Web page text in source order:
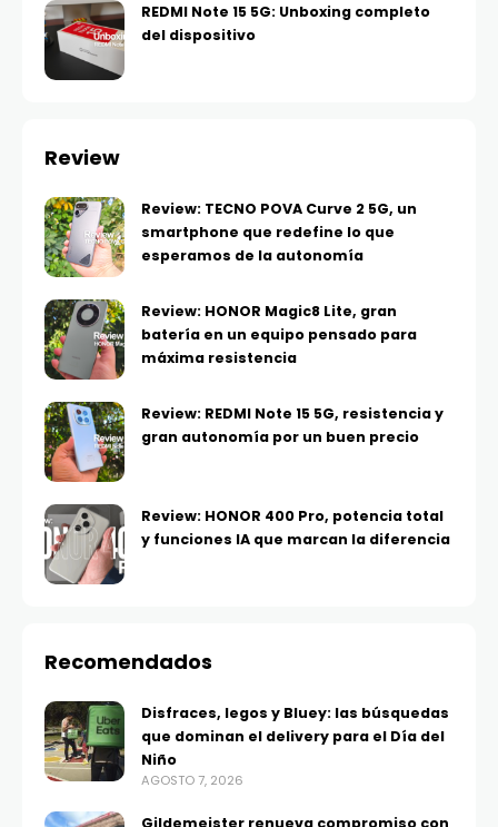
REDMI Note 15 5G: Unboxing completo
del dispositivo
Review
Review: TECNO POVA Curve 2 5G, un
smartphone que redefine lo que
esperamos de la autonomía
Review: HONOR Magic8 Lite, gran
batería en un equipo pensado para
máxima resistencia
Review: REDMI Note 15 5G, resistencia y
gran autonomía por un buen precio
Review: HONOR 400 Pro, potencia total
y funciones IA que marcan la diferencia
Recomendados
Disfraces, legos y Bluey: las búsquedas
que dominan el delivery para el Día del
Niño
AGOSTO 7, 2026
Gildemeister renueva compromiso con